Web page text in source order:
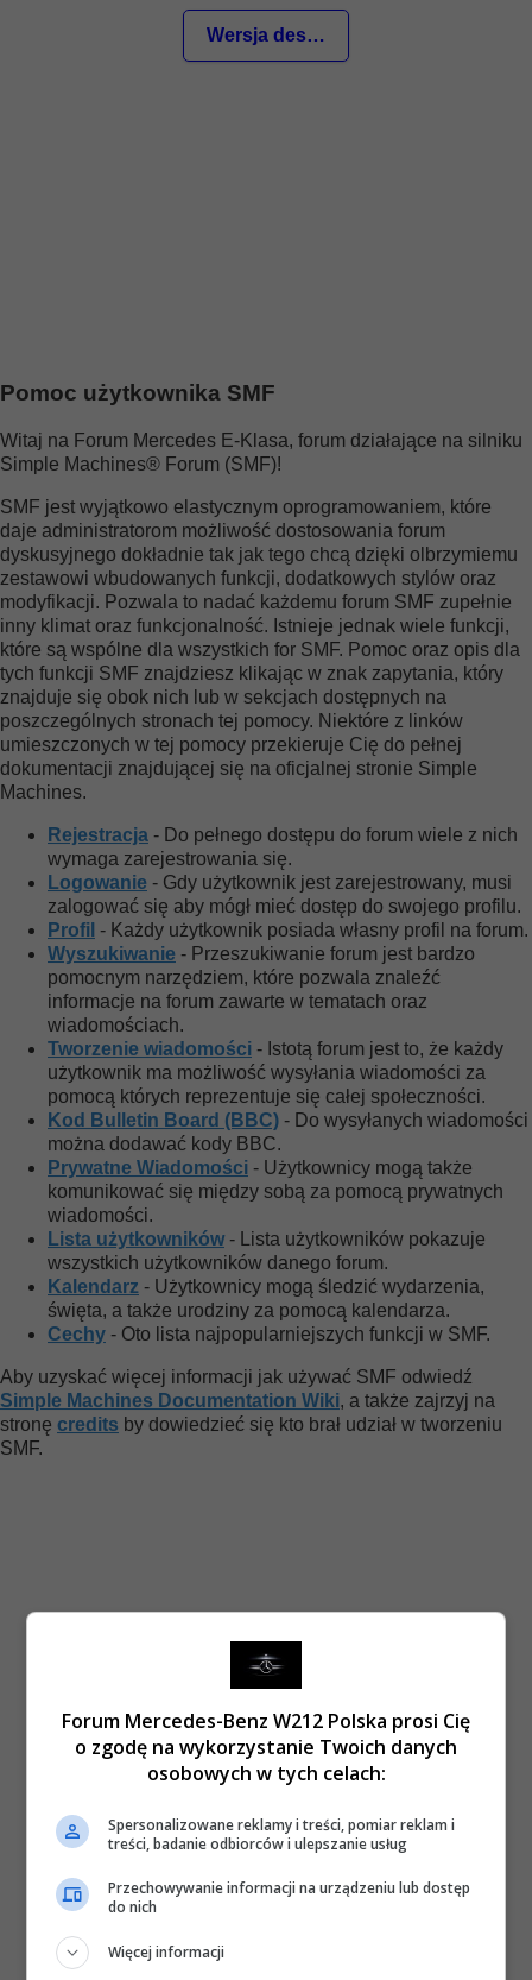
Pomoc użytkownika SMF
Witaj na Forum Mercedes E-Klasa, forum działające na silniku
Simple Machines® Forum (SMF)!
SMF jest wyjątkowo elastycznym oprogramowaniem, które
daje administratorom możliwość dostosowania forum
dyskusyjnego dokładnie tak jak tego chcą dzięki olbrzymiemu
zestawowi wbudowanych funkcji, dodatkowych stylów oraz
modyfikacji. Pozwala to nadać każdemu forum SMF zupełnie
inny klimat oraz funkcjonalność. Istnieje jednak wiele funkcji,
które są wspólne dla wszystkich for SMF. Pomoc oraz opis dla
tych funkcji SMF znajdziesz klikając w znak zapytania, który
znajduje się obok nich lub w sekcjach dostępnych na
poszczególnych stronach tej pomocy. Niektóre z linków
umieszczonych w tej pomocy przekieruje Cię do pełnej
dokumentacji znajdującej się na oficjalnej stronie Simple
Machines.
Rejestracja - Do pełnego dostępu do forum wiele z nich
wymaga zarejestrowania się.
Logowanie - Gdy użytkownik jest zarejestrowany, musi
zalogować się aby mógł mieć dostęp do swojego profilu.
Profil - Każdy użytkownik posiada własny profil na forum.
Wyszukiwanie - Przeszukiwanie forum jest bardzo
pomocnym narzędziem, które pozwala znaleźć
informacje na forum zawarte w tematach oraz
wiadomościach.
Tworzenie wiadomości - Istotą forum jest to, że każdy
użytkownik ma możliwość wysyłania wiadomości za
pomocą których reprezentuje się całej społeczności.
Kod Bulletin Board (BBC) - Do wysyłanych wiadomości
można dodawać kody BBC.
Prywatne Wiadomości - Użytkownicy mogą także
komunikować się między sobą za pomocą prywatnych
wiadomości.
Lista użytkowników- Lista użytkowników pokazuje
wszystkich użytkowników danego forum.
Kalendarz - Użytkownicy mogą śledzić wydarzenia,
święta, a także urodziny za pomocą kalendarza.
Cechy - Oto lista najpopularniejszych funkcji w SMF.
Aby uzyskać więcej informacji jak używać SMF odwiedź
Simple Machines Documentation Wiki, a także zajrzyj na
stronę credits by dowiedzieć się kto brał udział w tworzeniu
SMF.
Wersja desktop
Forum Mercedes-Benz W212 Polska prosi Cię
o zgodę na wykorzystanie Twoich danych
osobowych w tych celach:
Spersonalizowane reklamy i treści, pomiar reklam i
treści, badanie odbiorców i ulepszanie usług
Przechowywanie informacji na urządzeniu lub dostęp
do nich
Więcej informacji